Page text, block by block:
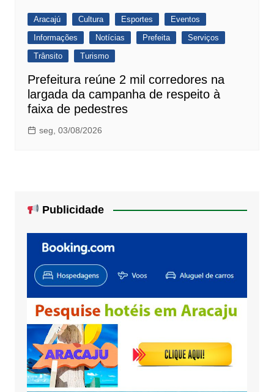
Aracajú Cultura Esportes
Eventos
Informações
Notícias Prefeita
Serviços
Trânsito
Turismo
Prefeitura reúne 2 mil corredores na
largada da campanha de respeito à
faixa de pedestres
seg, 03/08/2026
Publicidade